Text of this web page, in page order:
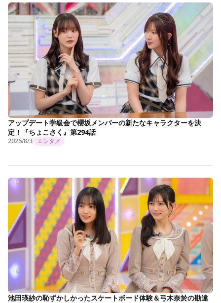
アップデート学級会で櫻坂メンバーの新たなキャラクターを決
定！『ちょこさく』第294話
2026/8/3 エンタメ
池田瑛紗の恥ずかしかったスケートボード体験＆弓木奈於の勘違